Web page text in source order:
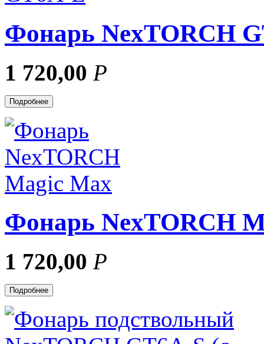
Фонарь NexTORCH
1 720,00 Р
Подробнее
Фонарь NexTORCH
1 720,00 Р
Подробнее